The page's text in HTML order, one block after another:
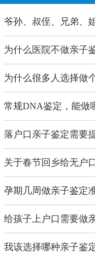
爷孙、叔侄、兄弟、
为什么医院不做亲子
为什么很多人选择做
常规DNA鉴定，能做
落户口亲子鉴定需要
关于春节回乡给无户
孕期几周做亲子鉴定
给孩子上户口需要做
我该选择哪种亲子鉴